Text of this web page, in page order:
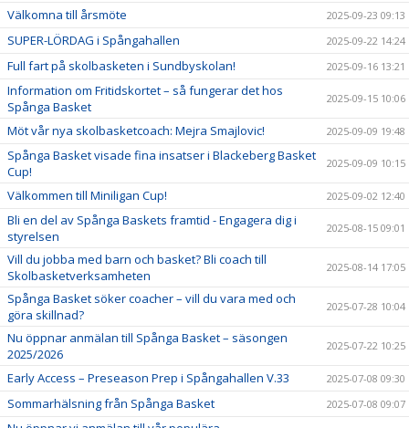
Välkomna till årsmöte 2025-09-23 09:13
SUPER-LÖRDAG i Spångahallen 2025-09-22 14:24
Full fart på skolbasketen i Sundbyskolan! 2025-09-16 13:21
Information om Fritidskortet – så fungerar det hos
Spånga Basket
2025-09-15 10:06
Möt vår nya skolbasketcoach: Mejra Smajlovic! 2025-09-09 19:48
Spånga Basket visade fina insatser i Blackeberg Basket
Cup!
2025-09-09 10:15
Välkommen till Miniligan Cup! 2025-09-02 12:40
Bli en del av Spånga Baskets framtid - Engagera dig i
styrelsen
2025-08-15 09:01
Vill du jobba med barn och basket? Bli coach till
Skolbasketverksamheten
2025-08-14 17:05
Spånga Basket söker coacher – vill du vara med och
göra skillnad?
2025-07-28 10:04
Nu öppnar anmälan till Spånga Basket – säsongen
2025/2026
2025-07-22 10:25
Early Access – Preseason Prep i Spångahallen V.33 2025-07-08 09:30
Sommarhälsning från Spånga Basket 2025-07-08 09:07